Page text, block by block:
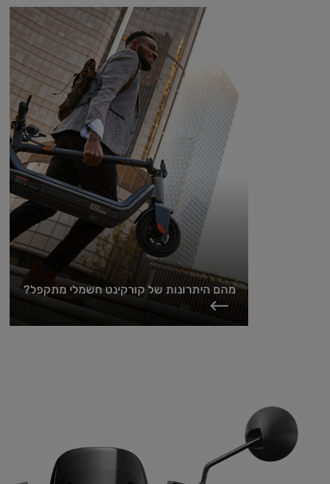
בקצב מהיר. בשנת 2025, עם מגוון...
מהם היתרונות של קורקינט חשמלי מתקפל?
קורקינטים חשמליים מתקפלים הפכו לפתרון תחבורה פופולרי